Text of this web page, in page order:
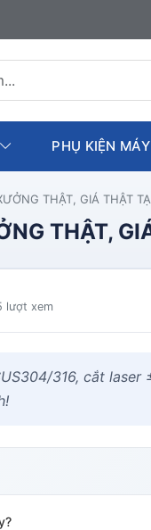
phẩm
PHỤ KIỆN
THẬT, GIÁ THẬT
THẬT,
lượt xem
316, cắt laser